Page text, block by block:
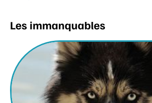
Les immanquables